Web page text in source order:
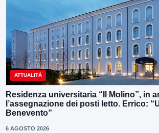
ATTUALITÀ
Residenza universitaria “Il Molino”, in
l’assegnazione dei posti letto. Errico:
Benevento”
6 AGOSTO 2026